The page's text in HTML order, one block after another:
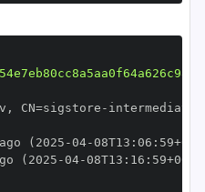
, CN=sigstore -
(2025 -04-08T13 : 06 : 59+00
(2025 -04-08T13 : 16 : 59+00